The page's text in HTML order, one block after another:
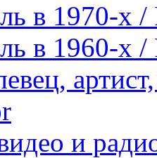
в 1970-х /
в 1960-х /
и